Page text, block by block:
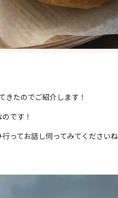
きたのでご紹介します！
です！
ってお話し伺ってみてください